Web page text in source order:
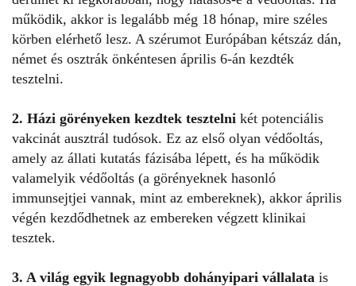
működik, akkor is legalább még 18 hónap, mire széles
körben elérhető lesz. A szérumot Európában kétszáz dán,
német és osztrák önkéntesen április 6-án kezdték
tesztelni.
2. Házi görényeken kezdtek tesztelni két potenciális
vakcinát ausztrál tudósok. Ez az első olyan védőoltás,
amely az állati kutatás fázisába lépett, és ha működik
valamelyik védőoltás (a görényeknek hasonló
immunsejtjei vannak, mint az embereknek), akkor április
végén kezdődhetnek az embereken végzett klinikai
tesztek.
3. A világ egyik legnagyobb dohányipari vállalata is